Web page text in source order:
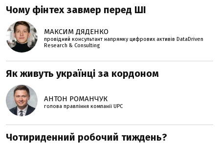
Чому фінтех завмер перед ШІ
МАКСИМ ДЯДЕНКО
провідний консультант напрямку цифрових активів DataDriven
Research & Consulting
Як живуть українці за кордоном
АНТОН РОМАНЧУК
голова правління компанії UPC
Чотириденний робочий тиждень?